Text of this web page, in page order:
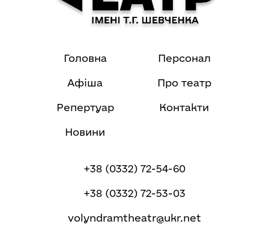
Головна
Афіша
Репертуар
Новини
Персонал
Про театр
Контакти
+38 (0332) 72-54-60
+38 (0332) 72-53-03
volyndramtheatr@ukr.net